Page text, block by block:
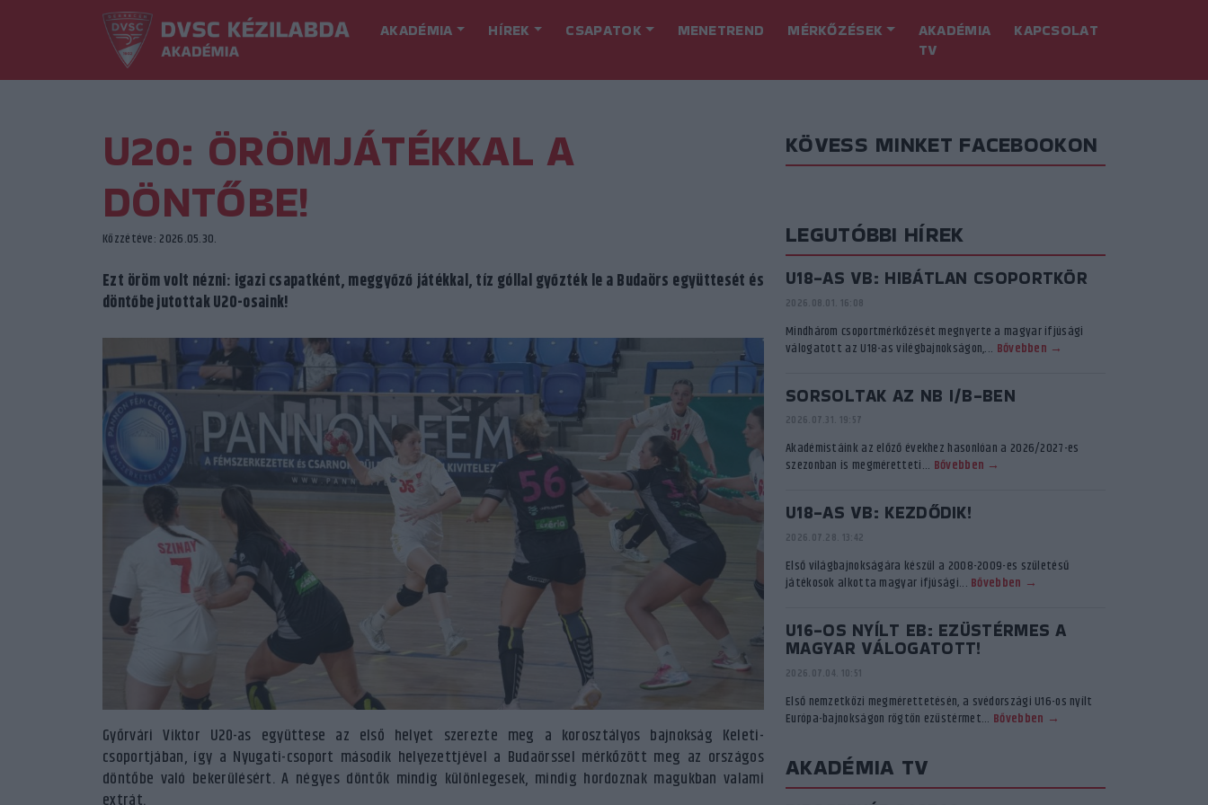
AKADÉMIA HÍREK CSAPATOK MENETREND MÉRKŐZÉSEK
AKADÉMIA
TV
KAPCSOLAT
U20: ÖRÖMJÁTÉKKAL A
DÖNTŐBE!
Közzétéve: 2026.05.30.
Ezt öröm volt nézni: igazi csapatként, meggyőző játékkal, tíz góllal győzték le a Budaörs együttesét és
döntőbe jutottak U20-osaink!
Győrvári Viktor U20-as együttese az első helyet szerezte meg a korosztályos bajnokság Keleti-
csoportjában, így a Nyugati-csoport második helyezettjével a Budaörssel mérkőzött meg az országos
döntőbe való bekerülésért. A négyes döntők mindig különlegesek, mindig hordoznak magukban valami
KÖVESS MINKET FACEBOOKON
LEGUTÓBBI HÍREK
U18-AS VB: HIBÁTLAN CSOPORTKÖR
2026.08.01. 16:08
Mindhárom csoportmérkőzését megnyerte a magyar ifjúsági
válogatott az U18-as vilégbajnokságon,... Bővebben →
SORSOLTAK AZ NB I/B-BEN
2026.07.31. 19:57
Akadémistáink az előző évekhez hasonlóan a 2026/2027-es
szezonban is megméretteti... Bővebben →
U18-AS VB: KEZDŐDIK!
2026.07.28. 13:42
Első világbajnokságára készül a 2008-2009-es születésű
játékosok alkotta magyar ifjúsági... Bővebben →
U16-OS NYÍLT EB: EZÜSTÉRMES A
MAGYAR VÁLOGATOTT!
2026.07.04. 10:51
Első nemzetközi megmérettetésén, a svédországi U16-os nyílt
Európa-bajnokságon rögtön ezüstérmet... Bővebben →
AKADÉMIA TV